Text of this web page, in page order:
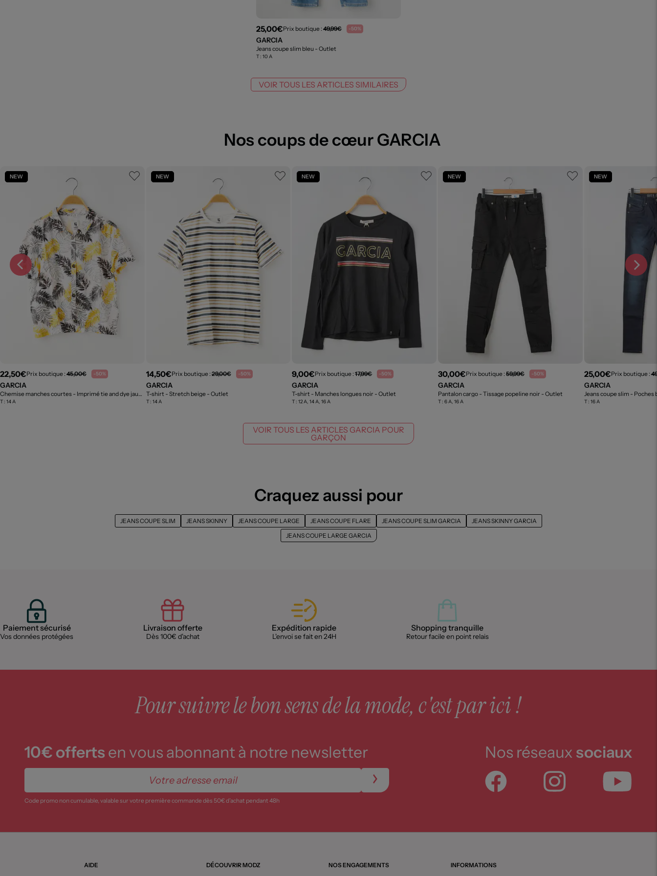
25,00€Prix boutique :49,99€ -50%
GARCIA
Jeans coupe slim bleu - Outlet
T :10 A
VOIR TOUS LES ARTICLES SIMILAIRES
Nos coups de cœur GARCIA
NEW
22,50€Prix boutique : 45,00€ -50%
GARCIA
Chemise manches courtes - Imprimé tie and dye jaune - Outlet
T : 14 A
NEW
14,50€Prix boutique :29,00€ -50%
GARCIA
T-shirt - Stretch beige - Outlet
T : 14 A
NEW
9,00€Prix boutique :17,99€ -50%
GARCIA
T-shirt - Manches longues noir - Outlet
T :12 A, 14 A, 16 A
NEW
30,00€Prix boutique :59,99€ -50%
GARCIA
Pantalon cargo - Tissage popeline noir - Outlet
T :6 A, 16 A
NEW
25,00€Prix boutique :
GARCIA
Jeans coupe slim - Poches
T : 16 A
VOIR TOUS LES ARTICLES GARCIA POUR
GARÇON
Craquez aussi pour
JEANS COUPE SLIM JEANS SKINNY JEANS COUPE LARGE JEANS COUPE FLARE JEANS COUPE SLIM GARCIA
JEANS SKINNY GARCIA
JEANS COUPE LARGE GARCIA
Paiement sécurisé
Vos données protégées
Livraison offerte
Dès 100€ d'achat
Expédition rapide
L'envoi se fait en 24H
Shopping tranquille
Retour facile en point relais
Pour suivre le bon sens de la mode, c'est par ici !
10€ offerts en vous abonnant à notre newsletter
Code promo non cumulable, valable sur votre première commande dès 50€ d’achat pendant 48h
Nos réseaux sociaux
AIDE DÉCOUVRIR MODZ NOS ENGAGEMENTS INFORMATIONS